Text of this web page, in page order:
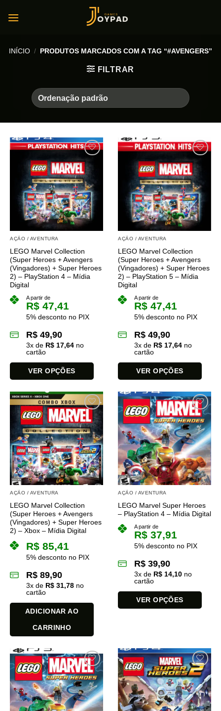
INÍCIO / PRODUTOS MARCADOS COM A TAG “#AVENGERS”
FILTRAR
AÇÃO / AVENTURA
LEGO Marvel Collection
(Super Heroes + Avengers
(Vingadores) + Super Heroes
2) – PlayStation 4 – Mídia
Digital
A partir de
R$ 47,41
5% desconto no PIX
R$ 49,90
3x de R$ 17,64 no
cartão
VER OPÇÕES
produto
tem
várias
variantes.
As
opções
podem
ser
escolhidas
do
produto
AÇÃO / AVENTURA
LEGO Marvel Collection
(Super Heroes + Avengers
(Vingadores) + Super Heroes
2) – PlayStation 5 – Mídia
Digital
A partir de
R$ 47,41
5% desconto no PIX
R$ 49,90
3x de R$ 17,64 no
cartão
VER OPÇÕES
produto
tem
várias
variantes.
As
opções
podem
ser
escolhidas
do
produto
AÇÃO / AVENTURA
LEGO Marvel Collection
(Super Heroes + Avengers
(Vingadores) + Super Heroes
2) – Xbox – Mídia Digital
R$ 85,41
5% desconto no PIX
R$ 89,90
3x de R$ 31,78 no
cartão
ADICIONAR AO
CARRINHO
AÇÃO / AVENTURA
LEGO Marvel Super Heroes
– PlayStation 4 – Mídia Digital
A partir de
R$ 37,91
5% desconto no PIX
R$ 39,90
3x de R$ 14,10 no
cartão
VER OPÇÕES
variantes.
As
opções
podem
ser
escolhidas